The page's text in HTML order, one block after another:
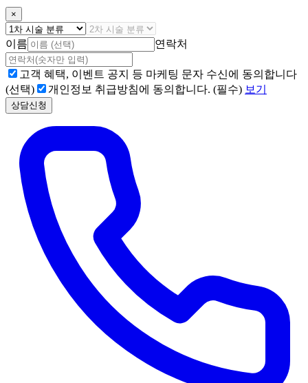
×
이름 연락처
고객 혜택, 이벤트 공지 등 마케팅 문자 수신에 동의합니다
(선택)
개인정보 취급방침에 동의합니다. (필수) 보기
상담신청